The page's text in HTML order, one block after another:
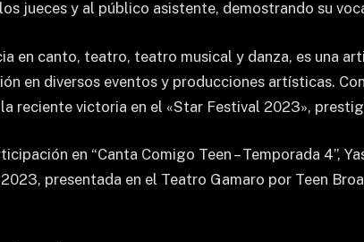
jueces y al público asistente, demostrando su
en canto, teatro, teatro musical y danza, es una
en diversos eventos y producciones artísticas.
reciente victoria en el «Star Festival 2023»,
en “Canta Comigo Teen – Temporada
presentada en el Teatro Gamaro por Teen